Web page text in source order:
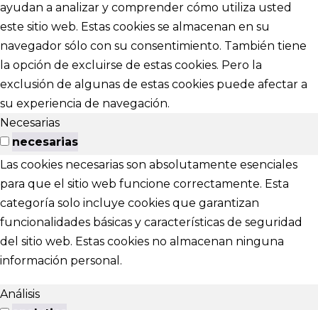
ayudan a analizar y comprender cómo utiliza usted
este sitio web. Estas cookies se almacenan en su
navegador sólo con su consentimiento. También tiene
la opción de excluirse de estas cookies. Pero la
exclusión de algunas de estas cookies puede afectar a
su experiencia de navegación.
Necesarias
necesarias
Las cookies necesarias son absolutamente esenciales
para que el sitio web funcione correctamente. Esta
categoría solo incluye cookies que garantizan
funcionalidades básicas y características de seguridad
del sitio web. Estas cookies no almacenan ninguna
información personal.
Análisis